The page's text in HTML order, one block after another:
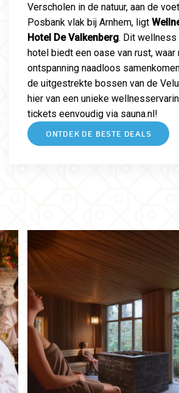
Verscholen in de natuur, aan de
Posbank vlak bij Arnhem, ligt
Hotel De Valkenberg. Dit wellness
hotel biedt een oase van rust, waar
ontspanning naadloos
de uitgestrekte bossen van de
hier van een unieke
tickets eenvoudig via sauna.nl!
ONTDEK DE BESTE DEALS